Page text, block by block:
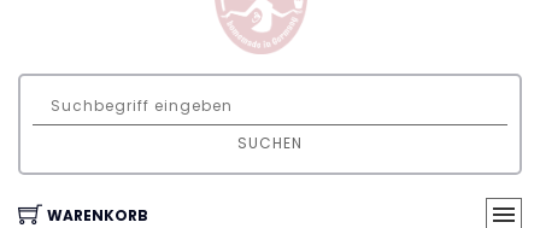
SUCHEN
WARENKORB